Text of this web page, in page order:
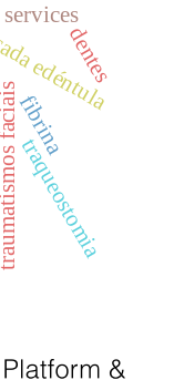
faciais
edéntula
traqueostomia
fibrina
dentes